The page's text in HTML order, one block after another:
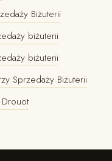
Biżuterii
biżuterii
biżuterii
Sprzedaży Biżuterii